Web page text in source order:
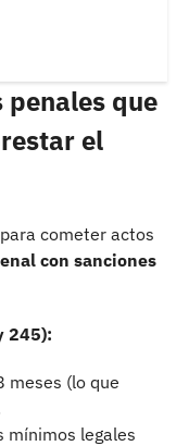
penales que
el
cometer actos
con sanciones
245):
meses (lo que
mínimos legales